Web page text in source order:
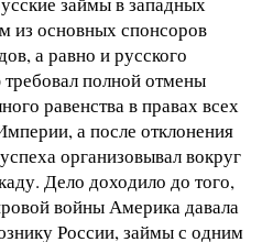
основных спонсоров
а равно и русского
полной отмены
равенства в правах всех
а после отклонения
организовывал вокруг
Дело доходило до того,
войны Америка давала
России, займы с одним